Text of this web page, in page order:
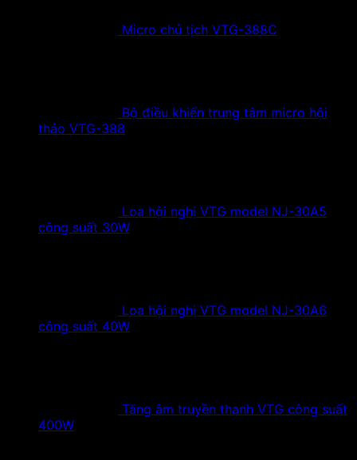
Micro chủ tịch VTG-388C
Bộ điều khiển trung tâm micro hội
thảo VTG-388
Loa hội nghị VTG model NJ-30A5
công suất 30W
Loa hội nghị VTG model NJ-30A6
công suất 40W
Tăng âm truyền thanh VTG công suất
400W